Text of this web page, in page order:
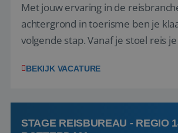
Met jouw ervaring in de
achtergrond in toerisme ben je
volgende stap. Vanaf je stoel reis
wensen van je team, je klant en wat
klanten te overtuigen om die
boeken! ...
BEKIJK VACATURE
STAGE REISBUREAU - REGIO